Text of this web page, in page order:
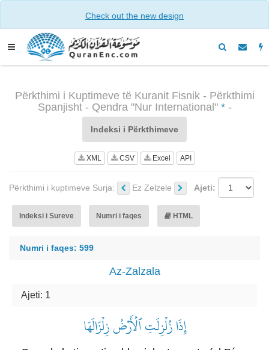
Check out the new design
Përkthimi i Kuptimeve të Kuranit Fisnik - Përkthimi
Spanjisht - Qendra "Nur International" *-
Indeksi i Përkthimeve
XML CSV Excel API
Përkthimi i kuptimeve Surja: Ez Zelzele Ajeti:
Indeksi i Sureve Numri i faqes HTML
Numri i faqes: 599
Az-Zalzala
Ajeti: 1
إِذَا زُلۡزِلَتِ ٱلۡأَرۡضُ زِلۡزَالَهَا